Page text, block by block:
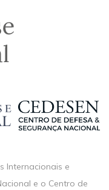
Internacionais e
e o Centro de